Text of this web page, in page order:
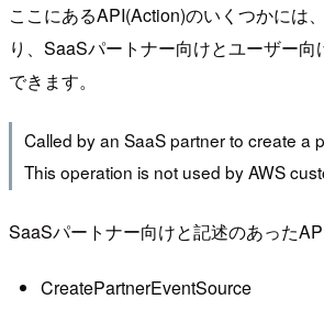
ここにあるAPI(Action)のいくつかには
り、SaaSパートナー向けとユーザー
できます。
Called by an SaaS partner to create a
This operation is not used by AWS
SaaSパートナー向けと記述のあった
CreatePartnerEventSource